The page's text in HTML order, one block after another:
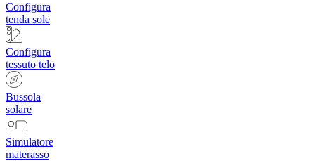
Configura
tenda sole
Configura
tessuto telo
Bussola
solare
Simulatore
materasso